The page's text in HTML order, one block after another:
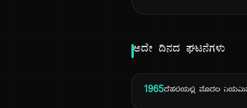
ಅದೇ ದಿನದ ಘಟನೆಗಳು
1965ದೆಹಲಿಯಲ್ಲಿ ಮೊದಲ ನಿಯಮಿತ